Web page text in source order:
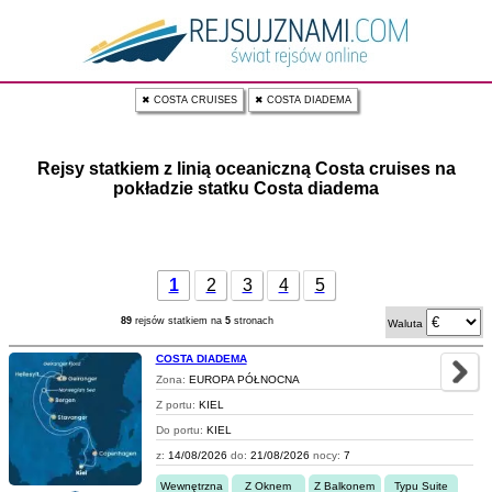
✖ COSTA CRUISES ✖ COSTA DIADEMA
Rejsy statkiem z linią oceaniczną Costa cruises na
pokładzie statku Costa diadema
1 2 3 4 5
89 rejsów statkiem na 5 stronach Waluta
COSTA DIADEMA
Zona: EUROPA PÓŁNOCNA
Z portu: KIEL
Do portu: KIEL
z: 14/08/2026 do: 21/08/2026 nocy: 7
Wewnętrzna Z Oknem Z Balkonem Typu Suite